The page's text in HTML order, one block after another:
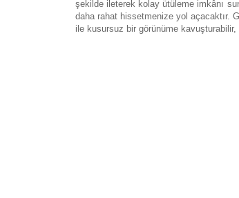
şekilde ileterek kolay ütüleme imkânı
daha rahat hissetmenize yol açacaktır.
ile kusursuz bir görünüme